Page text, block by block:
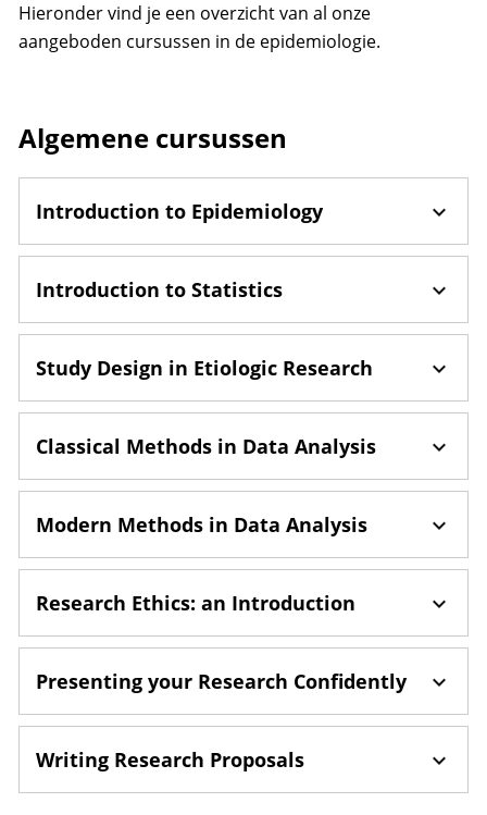
Hieronder vind je een overzicht van al onze
aangeboden cursussen in de epidemiologie.
Algemene cursussen
Introduction to Epidemiology
Introduction to Statistics
Study Design in Etiologic Research
Classical Methods in Data Analysis
Modern Methods in Data Analysis
Research Ethics: an Introduction
Presenting your Research Confidently
Writing Research Proposals